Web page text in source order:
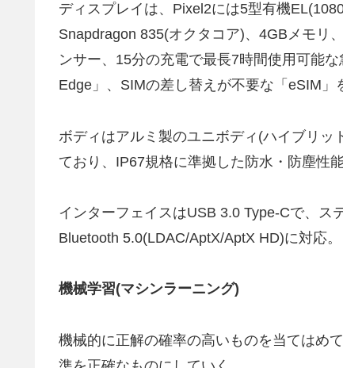
ディスプレイは、Pixel2には5型有機
Snapdragon 835(オクタコア)、4GBメモリ
ンサー、15分の充電で最長7時間使用可能
Edge」、SIMの差し替えが不要な「eSIM」
ボディはアルミ製のユニボディ(ハイブリ
ており、IP67規格に準拠した防水・防塵性
インターフェイスはUSB 3.0 Type-Cで、ス
Bluetooth 5.0(LDAC/AptX/AptX HD)に対応。
機械学習(マシンラーニング)
機械的に正解の確率の高いものを当てはめ